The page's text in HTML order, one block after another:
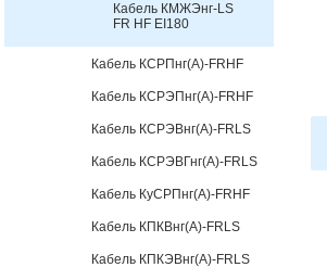
Кабель КМЖЭнг-LS
FR HF EI180
Кабель КСРПнг(А)-FRHF
Кабель КСРЭПнг(А)-FRHF
Кабель КСРЭВнг(А)-FRLS
Кабель КСРЭВГнг(А)-FRLS
Кабель КуСРПнг(А)-FRHF
Кабель КПКВнг(А)-FRLS
Кабель КПКЭВнг(А)-FRLS